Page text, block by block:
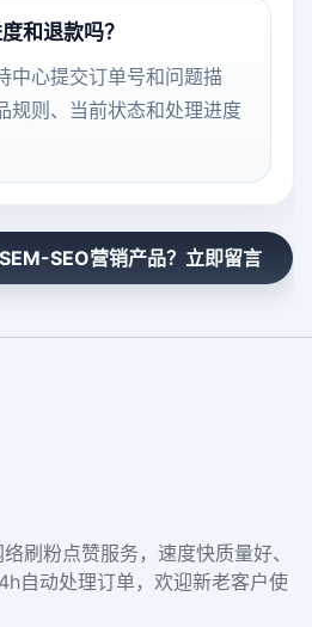
和退款吗？
中心提交订单号和问题描
规则、当前状态和处理进度
SEO营销产品？立即留言
刷粉点赞服务，速度快质量好、
自动处理订单，欢迎新老客户使